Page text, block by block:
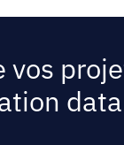
vos